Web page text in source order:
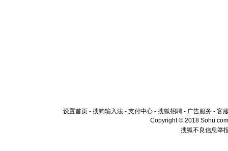
设置首页 - 搜狗输入法 - 支付中心 - 搜狐招聘 - 广告服务 - 客
Copyright © 2018
搜狐不良信息举